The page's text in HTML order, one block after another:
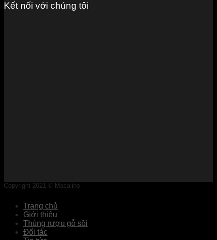
Kết nối với chúng tôi
Copyright 2021 © Macalino
Trang chủ
Giới thiệu
Thùng rượu gỗ sồi
Đối tác